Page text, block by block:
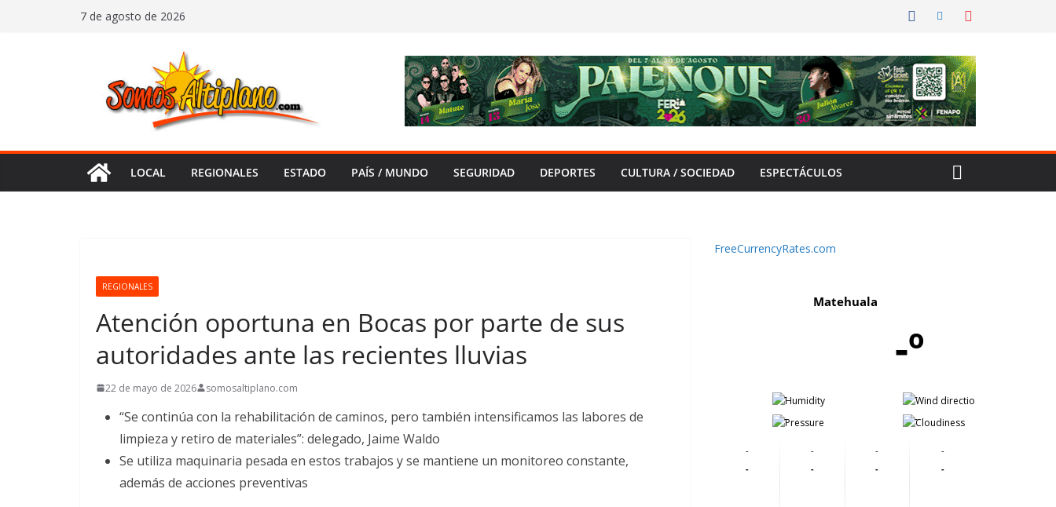
7 de agosto de 2026
LOCAL REGIONALES ESTADO PAÍS / MUNDO SEGURIDAD DEPORTES CULTURA / SOCIEDAD ESPECTÁCULOS
REGIONALES
Atención oportuna en Bocas por parte de sus
autoridades ante las recientes lluvias
22 de mayo de 2026 somosaltiplano.com
“Se continúa con la rehabilitación de caminos, pero también intensificamos las labores de
limpieza y retiro de materiales”: delegado, Jaime Waldo
Se utiliza maquinaria pesada en estos trabajos y se mantiene un monitoreo constante,
además de acciones preventivas
FreeCurrencyRates.com
Matehuala
-º
-
-
-
-
-
-
-
-
-
-
-
-